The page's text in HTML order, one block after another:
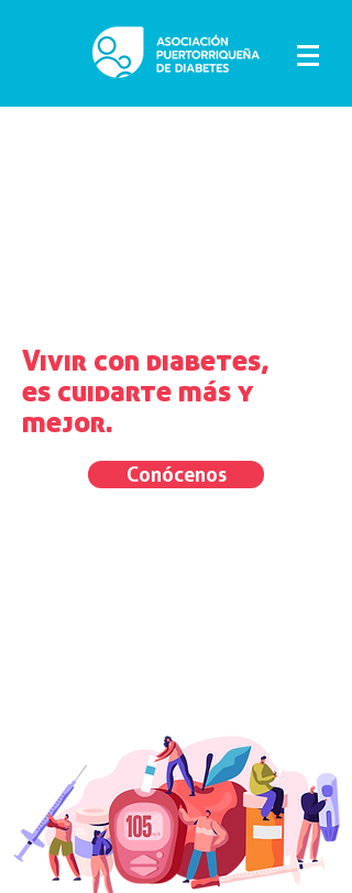
Vivir con diabetes,
es cuidarte más y
mejor.
Conócenos